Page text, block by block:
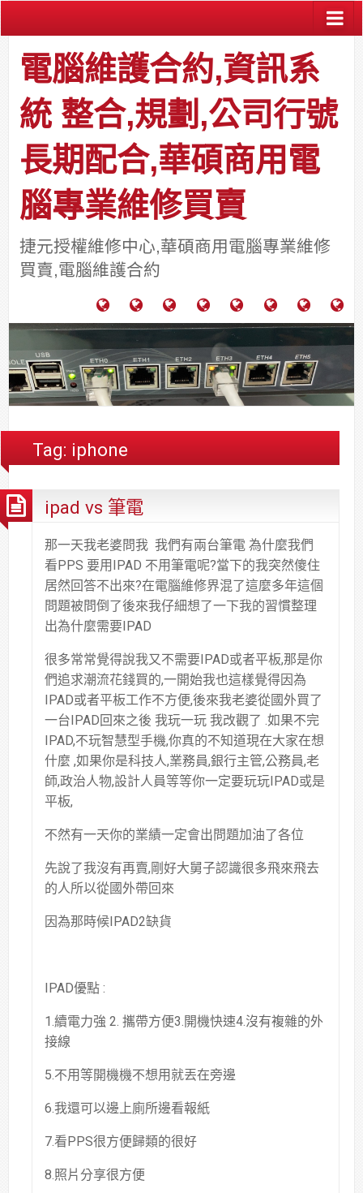
電腦維護合約,資訊系
統 整合,規劃,公司行號
長期配合,華碩商用電
腦專業維修買賣
捷元授權維修中心,華碩商用電腦專業維修
買賣,電腦維護合約
腦
護
合
約
功
例
分
享
於
力
通
通
報
關
系
統
視
系
統
安
修,
舍
網
路/
大
樓
公
解
決
方
案
中
料
件
區
團
法
台
中
Tag: iphone
ipad vs 筆電
那一天我老婆問我 我們有兩台筆電 為什麼我們
看PPS 要用IPAD 不用筆電呢?當下的我突然傻住
居然回答不出來?在電腦維修界混了這麼多年這個
問題被問倒了後來我仔細想了一下我的習慣整理
出為什麼需要IPAD
很多常常覺得說我又不需要IPAD或者平板,那是你
們追求潮流花錢買的,一開始我也這樣覺得因為
IPAD或者平板工作不方便,後來我老婆從國外買了
一台IPAD回來之後 我玩一玩 我改觀了 .如果不完
IPAD,不玩智慧型手機,你真的不知道現在大家在想
什麼 ,如果你是科技人,業務員,銀行主管,公務員,老
師,政治人物,設計人員等等你一定要玩玩IPAD或是
平板,
不然有一天你的業績一定會出問題加油了各位
先說了我沒有再賣,剛好大舅子認識很多飛來飛去
的人所以從國外帶回來
因為那時候IPAD2缺貨
IPAD優點 :
1.續電力強 2. 攜帶方便3.開機快速4.沒有複雜的外
接線
5.不用等開機機不想用就丟在旁邊
6.我還可以邊上廁所邊看報紙
7.看PPS很方便歸類的很好
8.照片分享很方便